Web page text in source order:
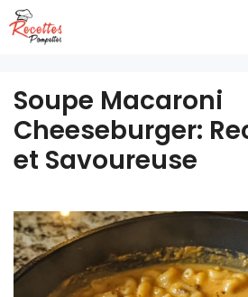
Aller
au
Soupe Macaroni
Cheeseburger:
et Savoureuse